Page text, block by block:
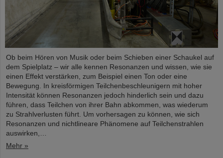
Ob beim Hören von Musik oder beim Schieben einer Schaukel auf
dem Spielplatz – wir alle kennen Resonanzen und wissen, wie sie
einen Effekt verstärken, zum Beispiel einen Ton oder eine
Bewegung. In kreisförmigen Teilchenbeschleunigern mit hoher
Intensität können Resonanzen jedoch hinderlich sein und dazu
führen, dass Teilchen von ihrer Bahn abkommen, was wiederum
zu Strahlverlusten führt. Um vorhersagen zu können, wie sich
Resonanzen und nichtlineare Phänomene auf Teilchenstrahlen
auswirken,…
Mehr »